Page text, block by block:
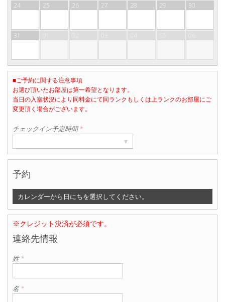
24 25 26 27 28 29 30
31
部屋数
1
▾
■ご予約に関する注意事項
お選び頂いたお部屋は第一希望となります。
当日の入室状況により同料金にて同ランクもしくは上ランクのお部屋にご
変更頂く場合がございます。
チェックイン予定時間*
▾
予約
カレンダーから日にちを選択してください。
※クレジット決済が必須です。
連絡先情報
姓*
名 *